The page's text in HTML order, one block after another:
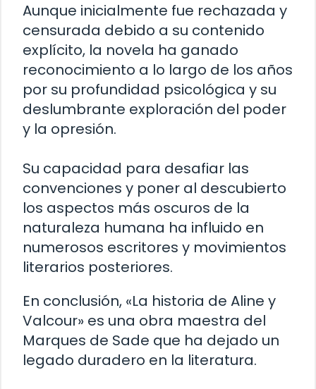
Aunque inicialmente fue rechazada y
censurada debido a su contenido
explícito, la novela ha ganado
reconocimiento a lo largo de los años
por su profundidad psicológica y su
deslumbrante exploración del poder
y la opresión.
Su capacidad para desafiar las
convenciones y poner al descubierto
los aspectos más oscuros de la
naturaleza humana ha influido en
numerosos escritores y movimientos
literarios posteriores.
En conclusión, «La historia de Aline y
Valcour» es una obra maestra del
Marques de Sade que ha dejado un
legado duradero en la literatura.